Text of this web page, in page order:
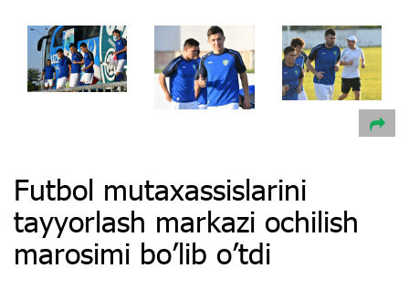
Futbol mutaxassislarini
tayyorlash markazi ochilish
marosimi boʼlib oʼtdi